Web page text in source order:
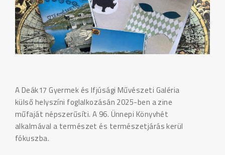
A Deák17 Gyermek és Ifjúsági Művészeti Galéria
külső helyszíni foglalkozásán 2025-ben a zine
műfaját népszerűsíti. A 96. Ünnepi Könyvhét
alkalmával a természet és természetjárás kerül
fókuszba.